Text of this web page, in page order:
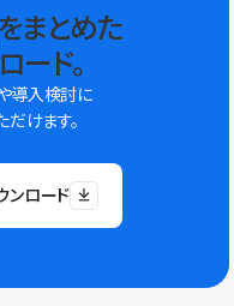
まとめた
ード。
導入検討に
けます。
ンロード